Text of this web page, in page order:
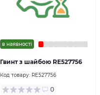
в наявності
Гвинт з шайбою RE527756
Код товару: RE527756
0